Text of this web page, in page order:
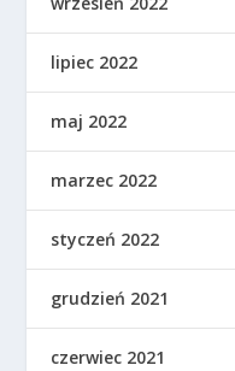
lipiec 2022
maj 2022
marzec 2022
styczeń 2022
grudzień 2021
czerwiec 2021